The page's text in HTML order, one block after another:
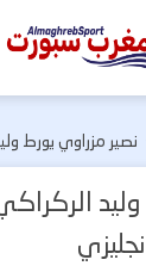
نصير مزراوي يورط